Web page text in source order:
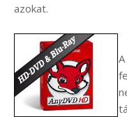
azokat.